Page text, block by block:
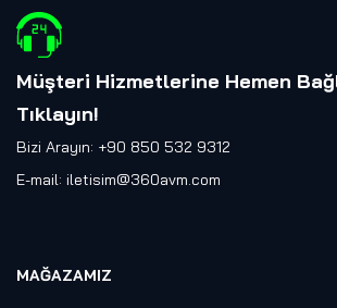
Müşteri Hizmetlerine Hemen
Tıklayın!
Bizi Arayın: +90 850 532 9312
E-mail: iletisim@360avm.com
MAĞAZAMIZ